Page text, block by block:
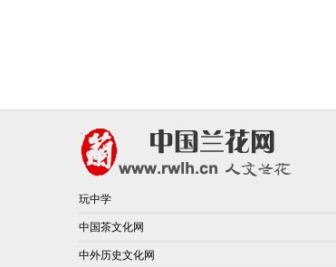
玩中学
中国茶文化网
中外历史文化网